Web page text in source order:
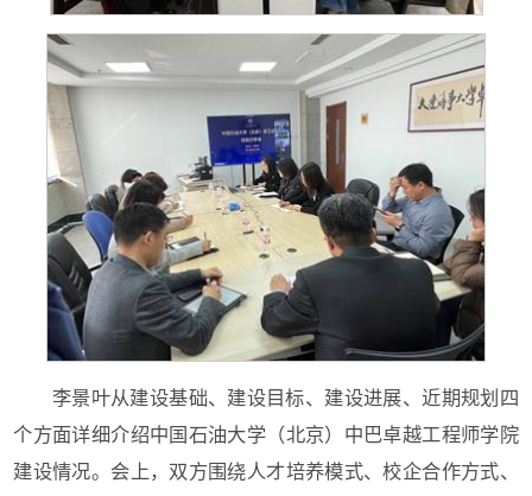
李景叶从建设基础、建设目标、建设进展、近期规划四
个方面详细介绍中国石油大学（北京）中巴卓越工程师学院
建设情况。会上，双方围绕人才培养模式、校企合作方式、